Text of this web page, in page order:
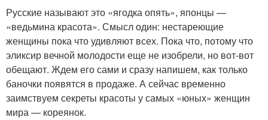
Русские называют это «ягодка опять», японцы —
«ведьмина красота». Смысл один: нестареющие
женщины пока что удивляют всех. Пока что, потому что
эликсир вечной молодости еще не изобрели, но вот-вот
обещают. Ждем его сами и сразу напишем, как только
баночки появятся в продаже. А сейчас временно
заимствуем секреты красоты у самых «юных» женщин
мира — кореянок.